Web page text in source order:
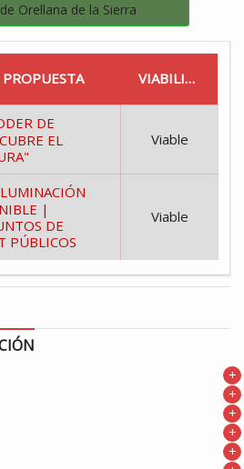
Orellana de la Sierra
VIABILIDAD
DE
EL
Viable
|
DE
PÚBLICOS
Viable